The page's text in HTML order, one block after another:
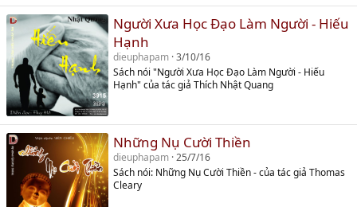
Người Xưa Học Đạo Làm Người - Hiếu
Hạnh
dieuphapam 3/10/16
Sách nói "Người Xưa Học Đạo Làm Người - Hiếu
Hạnh" của tác giả Thích Nhật Quang
Những Nụ Cười Thiền
dieuphapam 25/7/16
Sách nói: Những Nụ Cười Thiền - của tác giả Thomas
Cleary